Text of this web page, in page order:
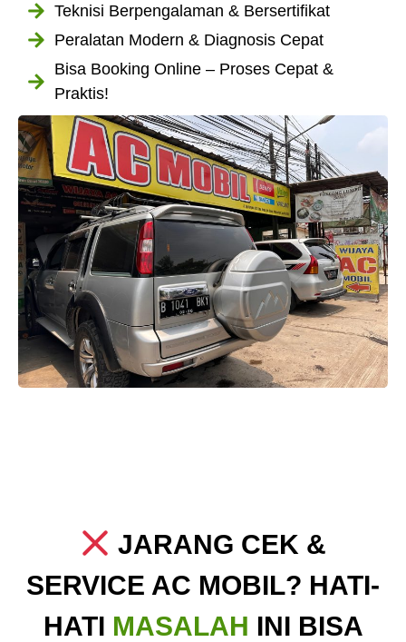
Teknisi Berpengalaman & Bersertifikat
Peralatan Modern & Diagnosis Cepat
Bisa Booking Online – Proses Cepat &
Praktis!
JARANG CEK &
SERVICE AC MOBIL? HATI-
HATI MASALAH INI BISA